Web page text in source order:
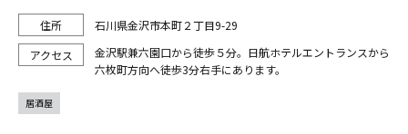
石川県金沢市本町２丁目9-29
金沢駅兼六園口から徒歩５分。日航ホテルエントランスから
六枚町方向へ徒歩3分右手にあります。
居酒屋